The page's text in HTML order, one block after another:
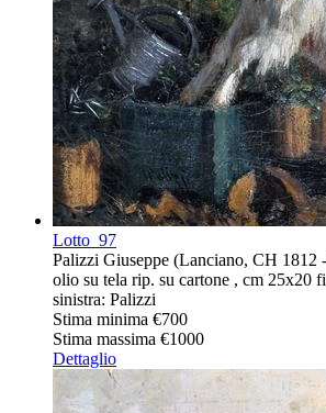
Lotto 97
Palizzi Giuseppe (Lanciano, CH 1812
olio su tela rip. su cartone , cm 25x20
sinistra: Palizzi
Stima minima €700
Stima massima €1000
Dettaglio